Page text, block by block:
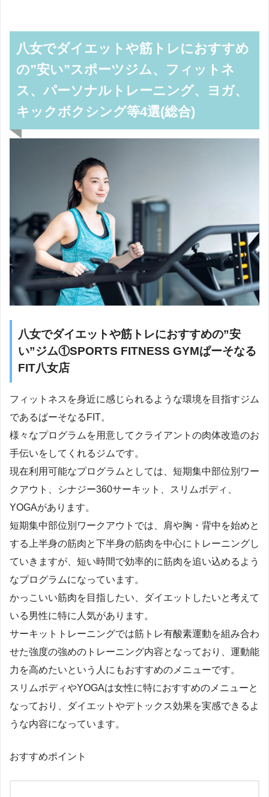
八女でダイエットや筋トレにおすすめ
の”安い”スポーツジム、フィットネ
ス、パーソナルトレーニング、ヨガ、
キックボクシング等4選(総合)
八女でダイエットや筋トレにおすすめの”安
い”ジム①SPORTS FITNESS GYMぱーそなる
FIT八女店
フィットネスを身近に感じられるような環境を目指すジム
であるぱーそなるFIT。
様々なプログラムを用意してクライアントの肉体改造のお
手伝いをしてくれるジムです。
現在利用可能なプログラムとしては、短期集中部位別ワー
クアウト、シナジー360サーキット、スリムボディ、
YOGAがあります。
短期集中部位別ワークアウトでは、肩や胸・背中を始めと
する上半身の筋肉と下半身の筋肉を中心にトレーニングし
ていきますが、短い時間で効率的に筋肉を追い込めるよう
なプログラムになっています。
かっこいい筋肉を目指したい、ダイエットしたいと考えて
いる男性に特に人気があります。
サーキットトレーニングでは筋トレ有酸素運動を組み合わ
せた強度の強めのトレーニング内容となっており、運動能
力を高めたいという人にもおすすめのメニューです。
スリムボディやYOGAは女性に特におすすめのメニューと
なっており、ダイエットやデトックス効果を実感できるよ
うな内容になっています。
おすすめポイント